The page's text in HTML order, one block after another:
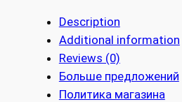
Description
Additional information
Reviews (0)
Больше предложений
Политика магазина